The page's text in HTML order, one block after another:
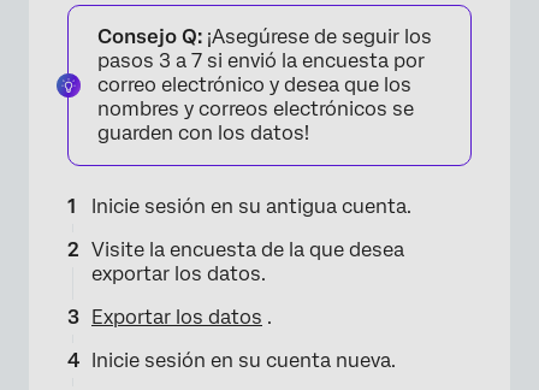
×
Consejo Q: ¡Asegúrese de seguir los
pasos 3 a 7 si envió la encuesta por
correo electrónico y desea que los
nombres y correos electrónicos se
guarden con los datos!
Inicie sesión en su antigua cuenta.
Visite la encuesta de la que desea
exportar los datos.
Exportar los datos .
Inicie sesión en su cuenta nueva.